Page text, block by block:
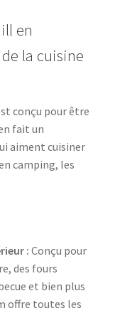
en
la cuisine
conçu pour être
fait un
aiment cuisiner
camping, les
: Conçu pour
des fours
et bien plus
offre toutes les